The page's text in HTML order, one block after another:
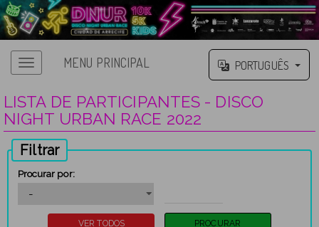
MENU PRINCIPAL PORTUGUÊS
LISTA DE PARTICIPANTES - DISCO
NIGHT URBAN RACE 2022
Filtrar
Procurar por: